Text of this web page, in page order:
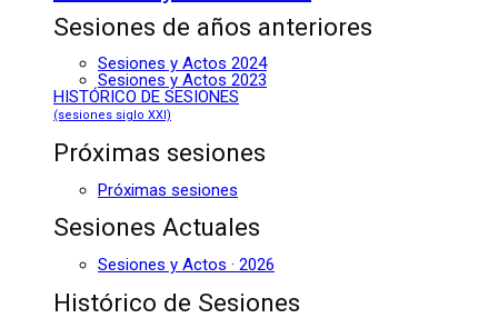
Sesiones de años anteriores
Sesiones y Actos 2024
Sesiones y Actos 2023
HISTÓRICO DE SESIONES
(sesiones siglo XXI)
Próximas sesiones
Próximas sesiones
Sesiones Actuales
Sesiones y Actos · 2026
Histórico de Sesiones